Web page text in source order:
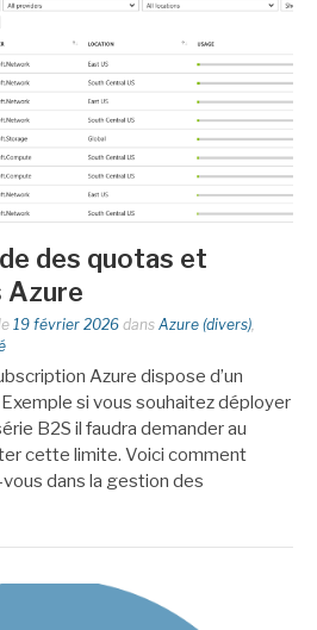
des quotas et
Azure
19 février 2026 dans Azure (divers)
Azure dispose d’un
si vous souhaitez déployer
B2S il faudra demander au
cette limite. Voici comment
dans la gestion des